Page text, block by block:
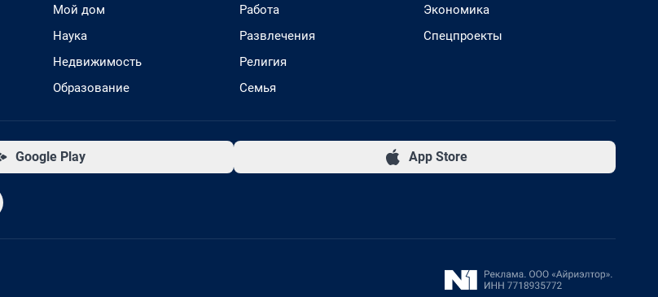
Мой дом
Наука
Недвижимость
Образование
Работа
Развлечения
Религия
Семья
Экономика
Спецпроекты
Google Play App Store